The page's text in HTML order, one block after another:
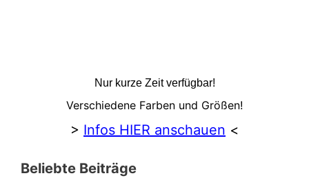
Nur kurze Zeit verfügbar!
Verschiedene Farben und Größen!
> Infos HIER anschauen <
Beliebte Beiträge